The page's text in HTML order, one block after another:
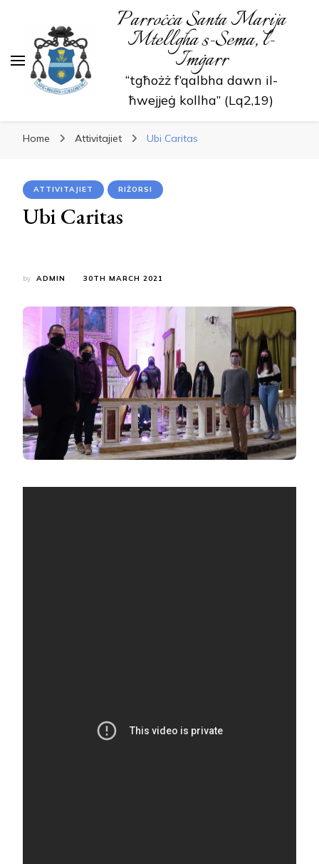
Parroċċa Santa Marija
Mtellgħa s-Sema, l-
Imġarr
“tgħożż f’qalbha dawn il-
ħwejjeġ kollha” (Lq2,19)
Home Attivitajiet Ubi Caritas
ATTIVITAJIET RIŻORSI
Ubi Caritas
by ADMIN 30TH MARCH 2021